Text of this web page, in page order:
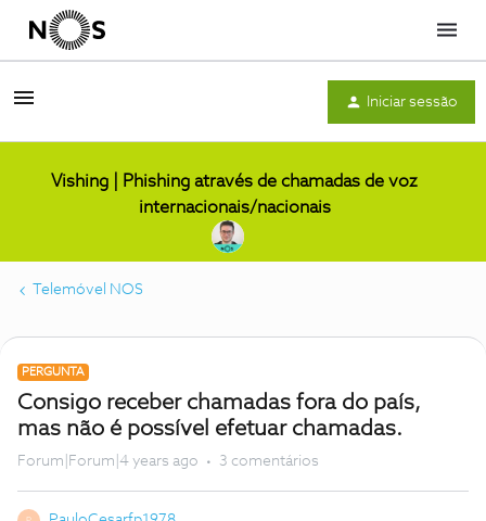
Menu
Iniciar sessão
Vishing | Phishing através de chamadas de voz
internacionais/nacionais
Telemóvel NOS
PERGUNTA
Consigo receber chamadas fora do país,
mas não é possível efetuar chamadas.
Forum|Forum|4 years ago 3 comentários